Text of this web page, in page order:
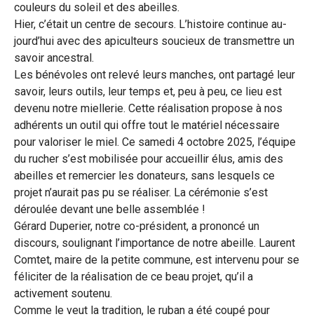
couleurs du soleil et des abeilles.
Hier, c’était un centre de secours. L’histoire continue au-
jourd’hui avec des apiculteurs soucieux de transmettre un
savoir ancestral.
Les bénévoles ont relevé leurs manches, ont partagé leur
savoir, leurs outils, leur temps et, peu à peu, ce lieu est
devenu notre miellerie. Cette réalisation propose à nos
adhérents un outil qui offre tout le matériel nécessaire
pour valoriser le miel. Ce samedi 4 octobre 2025, l’équipe
du rucher s’est mobilisée pour accueillir élus, amis des
abeilles et remercier les donateurs, sans lesquels ce
projet n’aurait pas pu se réaliser. La cérémonie s’est
déroulée devant une belle assemblée !
Gérard Duperier, notre co-président, a prononcé un
discours, soulignant l’importance de notre abeille. Laurent
Comtet, maire de la petite commune, est intervenu pour se
féliciter de la réalisation de ce beau projet, qu’il a
activement soutenu.
Comme le veut la tradition, le ruban a été coupé pour